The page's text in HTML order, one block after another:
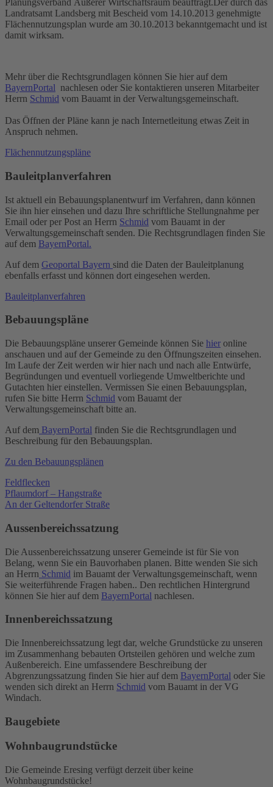
Planungsverband Äußerer Wirtschaftsraum beauftragt.Der durch das
Landratsamt Landsberg mit Bescheid vom 14.10.2013 genehmigte
Flächennutzungsplan wurde am 30.10.2013 bekanntgemacht und ist
damit wirksam.
Mehr über die Rechtsgrundlagen können Sie hier auf dem
BayernPortal nachlesen oder Sie kontaktieren unseren Mitarbeiter
Herrn Schmid vom Bauamt in der Verwaltungsgemeinschaft.
Das Öffnen der Pläne kann je nach Internetleitung etwas Zeit in
Anspruch nehmen.
Flächennutzungspläne
Bauleitplanverfahren
Ist aktuell ein Bebauungsplanentwurf im Verfahren, dann können
Sie ihn hier einsehen und dazu Ihre schriftliche Stellungnahme per
Email oder per Post an Herrn Schmid vom Bauamt in der
Verwaltungsgemeinschaft senden. Die Rechtsgrundlagen finden Sie
auf dem BayernPortal.
Auf dem Geoportal Bayern sind die Daten der Bauleitplanung
ebenfalls erfasst und können dort eingesehen werden.
Bauleitplanverfahren
Bebauungspläne
Die Bebauungspläne unserer Gemeinde können Sie hier online
anschauen und auf der Gemeinde zu den Öffnungszeiten einsehen.
Im Laufe der Zeit werden wir hier nach und nach alle Entwürfe,
Begründungen und eventuell vorliegende Umweltberichte und
Gutachten hier einstellen. Vermissen Sie einen Bebauungsplan,
rufen Sie bitte Herrn Schmid vom Bauamt der
Verwaltungsgemeinschaft bitte an.
Auf dem BayernPortal finden Sie die Rechtsgrundlagen und
Beschreibung für den Bebauungsplan.
Zu den Bebauungsplänen
Feldflecken
Pflaumdorf – Hangstraße
An der Geltendorfer Straße
Aussenbereichssatzung
Die Aussenbereichssatzung unserer Gemeinde ist für Sie von
Belang, wenn Sie ein Bauvorhaben planen. Bitte wenden Sie sich
an Herrn Schmid im Bauamt der Verwaltungsgemeinschaft, wenn
Sie weiterführende Fragen haben.. Den rechtlichen Hintergrund
können Sie hier auf dem BayernPortal nachlesen.
Innenbereichssatzung
Die Innenbereichssatzung legt dar, welche Grundstücke zu unseren
im Zusammenhang bebauten Ortsteilen gehören und welche zum
Außenbereich. Eine umfassendere Beschreibung der
Abgrenzungssatzung finden Sie hier auf dem BayernPortal oder Sie
wenden sich direkt an Herrn Schmid vom Bauamt in der VG
Windach.
Baugebiete
Wohnbaugrundstücke
Die Gemeinde Eresing verfügt derzeit über keine
Wohnbaugrundstücke!